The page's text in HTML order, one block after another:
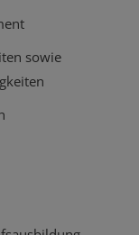
sowie